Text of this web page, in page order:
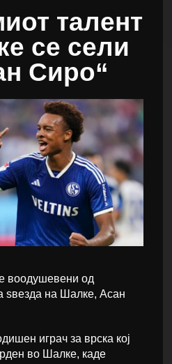
талент
се сели
Сиро“
воодушевени од
ѕвезда на Шалке, Асан
играч за врска кој
во Шалке, каде